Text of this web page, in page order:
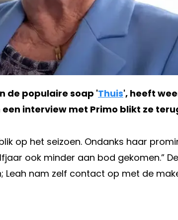
de populaire soap 'Thuis', heeft
interview met Primo blikt ze
op het seizoen. Ondanks haar
ook minder aan bod gekomen.”
nam zelf contact op met de